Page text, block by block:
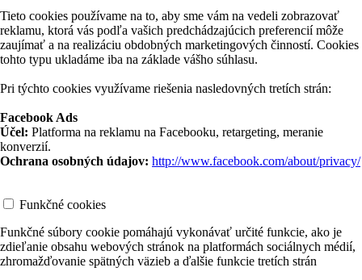
Tieto cookies používame na to, aby sme vám na vedeli zobrazovať
reklamu, ktorá vás podľa vašich predchádzajúcich preferencií môže
zaujímať a na realizáciu obdobných marketingových činností. Cookies
tohto typu ukladáme iba na základe vášho súhlasu.
Pri týchto cookies využívame riešenia nasledovných tretích strán:
Facebook Ads
Účel: Platforma na reklamu na Facebooku, retargeting, meranie
konverzií.
Ochrana osobných údajov: http://www.facebook.com/about/privacy/
Funkčné cookies
Funkčné súbory cookie pomáhajú vykonávať určité funkcie, ako je
zdieľanie obsahu webových stránok na platformách sociálnych médií,
zhromažďovanie spätných väzieb a ďalšie funkcie tretích strán